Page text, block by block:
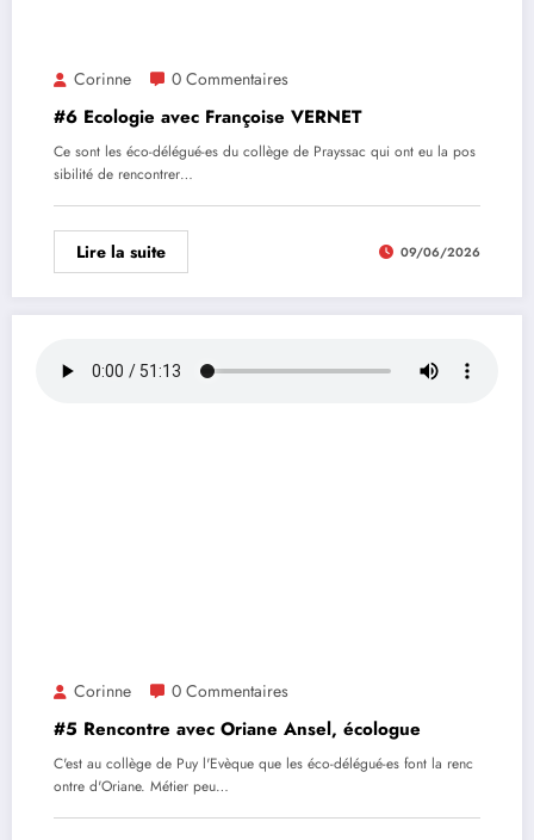
Corinne 0 Commentaires
#6 Ecologie avec Françoise VERNET
Ce sont les éco-délégué-es du collège de Prayssac qui ont eu la pos
sibilité de rencontrer…
Lire la suite 09/06/2026
Corinne 0 Commentaires
#5 Rencontre avec Oriane Ansel, écologue
C'est au collège de Puy l'Evèque que les éco-délégué-es font la renc
ontre d'Oriane. Métier peu…